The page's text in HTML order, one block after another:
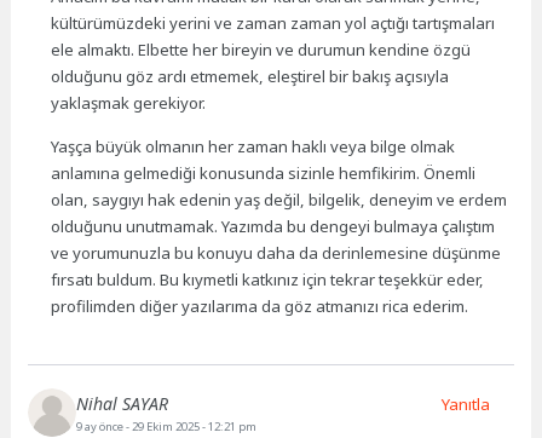
kültürümüzdeki yerini ve zaman zaman yol açtığı tartışmaları
ele almaktı. Elbette her bireyin ve durumun kendine özgü
olduğunu göz ardı etmemek, eleştirel bir bakış açısıyla
yaklaşmak gerekiyor.
Yaşça büyük olmanın her zaman haklı veya bilge olmak
anlamına gelmediği konusunda sizinle hemfikirim. Önemli
olan, saygıyı hak edenin yaş değil, bilgelik, deneyim ve erdem
olduğunu unutmamak. Yazımda bu dengeyi bulmaya çalıştım
ve yorumunuzla bu konuyu daha da derinlemesine düşünme
fırsatı buldum. Bu kıymetli katkınız için tekrar teşekkür eder,
profilimden diğer yazılarıma da göz atmanızı rica ederim.
Nihal SAYAR
9 ay önce- 29 Ekim 2025 - 12:21 pm
Yanıtla